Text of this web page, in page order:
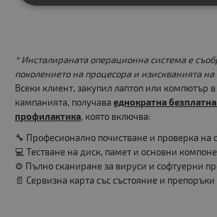
* Инсталираната операционна система е
поколението на процесора и изискванията
Всеки клиент, закупил лаптоп или компютър
кампанията, получава еднократна
профилактика, която включва:
🔧 Професионално почистване и проверка на
💻 Тестване на диск, памет и основни
⚙️ Пълно сканиране за вируси и софтуерни
📄 Сервизна карта със състояние и препоръки